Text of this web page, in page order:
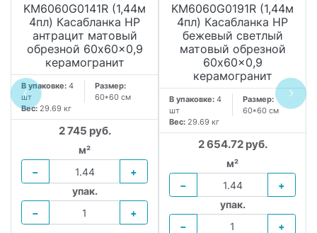
KM6060G0141R (1,44м
4пл) Касабланка HP
антрацит матовый
обрезной 60x60x0,9
керамогранит
В упаковке: 4
шт
Размер:
60*60 см
Вес: 29.69 кг
2 745 руб.
м²
−
+
упак.
−
+
KM6060G0191R (1,44м
4пл) Касабланка HP
бежевый светлый
матовый обрезной
60x60x0,9
керамогранит
В упаковке: 4
шт
Размер:
60*60 см
Вес: 29.69 кг
2 654.72 руб.
м²
−
+
упак.
−
+